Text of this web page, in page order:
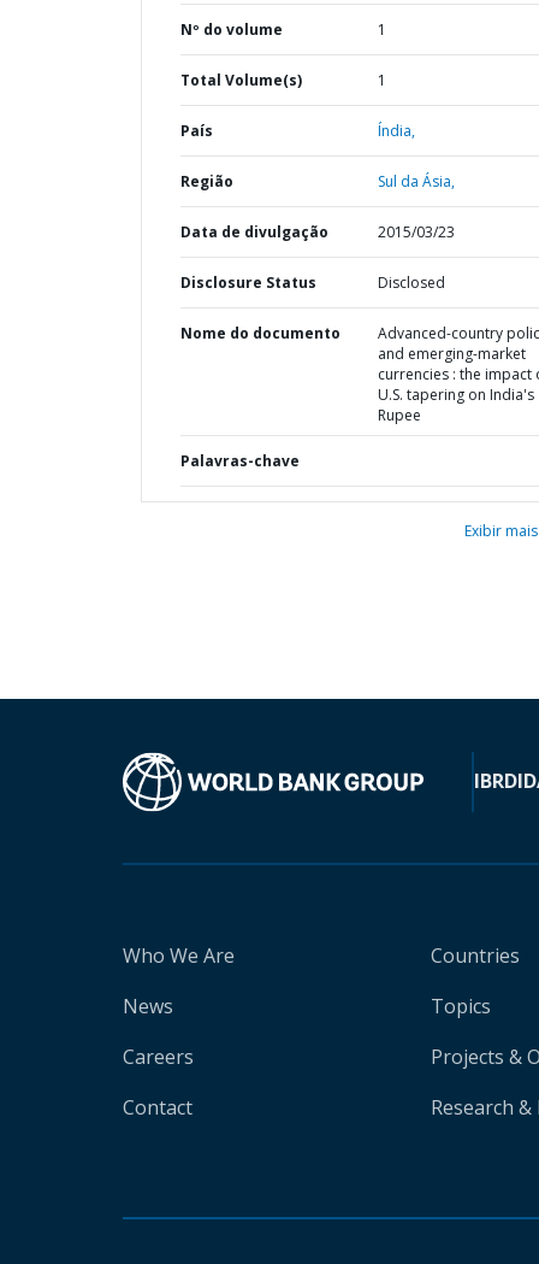
Nº do volume 1
Total Volume(s) 1
País Índia,
Região Sul da Ásia,
Data de divulgação 2015/03/23
Disclosure Status Disclosed
Nome do documento
Advanced-country
and emerging-market
currencies : the impact
U.S. tapering on India's
Rupee
Palavras-chave
Exibir mais
IBRD
Who We Are
News
Careers
Contact
Countries
Topics
Projects &
Research